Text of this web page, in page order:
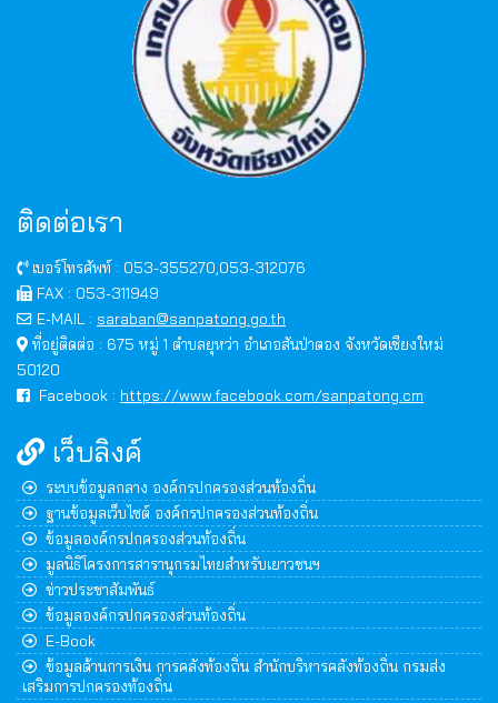
ติดต่อเรา
เบอร์โทรศัพท์ : 053-355270,053-312076
FAX : 053-311949
E-MAIL : saraban@sanpatong.go.th
ที่อยู่ติดต่อ : 675 หมู่ 1 ตำบลยุหว่า อำเภอสันป่าตอง จังหวัดเชียงใหม่
50120
Facebook : https://www.facebook.com/sanpatong.cm
เว็บลิงค์
ระบบข้อมูลกลาง องค์กรปกครองส่วนท้องถิ่น
ฐานข้อมูลเว็บไซต์ องค์กรปกครองส่วนท้องถิ่น
ข้อมูลองค์กรปกครองส่วนท้องถิ่น
มูลนิธิโครงการสารานุกรมไทยสำหรับเยาวชนฯ
ข่าวประชาสัมพันธ์
ข้อมูลองค์กรปกครองส่วนท้องถิ่น
E-Book
ข้อมูลด้านการเงิน การคลังท้องถิ่น สำนักบริหารคลังท้องถิ่น กรมส่ง
เสริมการปกครองท้องถิ่น